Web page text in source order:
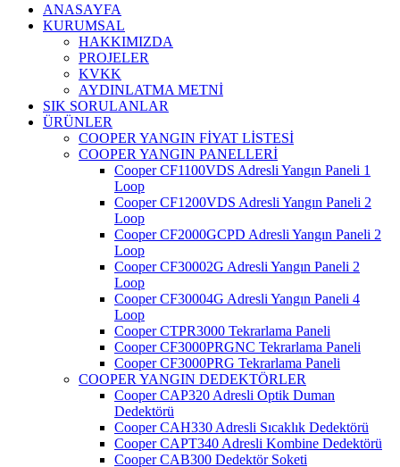
ANASAYFA
KURUMSAL
HAKKIMIZDA
PROJELER
KVKK
AYDINLATMA METNİ
SIK SORULANLAR
ÜRÜNLER
COOPER YANGIN FİYAT LİSTESİ
COOPER YANGIN PANELLERİ
Cooper CF1100VDS Adresli Yangın Paneli 1
Loop
Cooper CF1200VDS Adresli Yangın Paneli 2
Loop
Cooper CF2000GCPD Adresli Yangın Paneli 2
Loop
Cooper CF30002G Adresli Yangın Paneli 2
Loop
Cooper CF30004G Adresli Yangın Paneli 4
Loop
Cooper CTPR3000 Tekrarlama Paneli
Cooper CF3000PRGNC Tekrarlama Paneli
Cooper CF3000PRG Tekrarlama Paneli
COOPER YANGIN DEDEKTÖRLER
Cooper CAP320 Adresli Optik Duman
Dedektörü
Cooper CAH330 Adresli Sıcaklık Dedektörü
Cooper CAPT340 Adresli Kombine Dedektörü
Cooper CAB300 Dedektör Soketi